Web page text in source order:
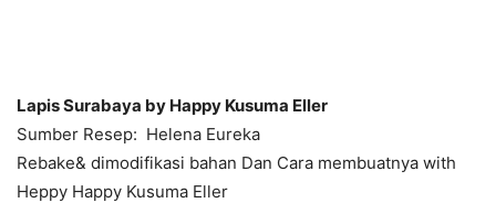
Lapis Surabaya by Happy Kusuma Eller
Sumber Resep: Helena Eureka
Rebake& dimodifikasi bahan Dan Cara membuatnya with
Heppy Happy Kusuma Eller